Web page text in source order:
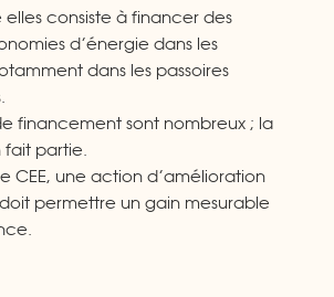
elles consiste à financer des
d’énergie dans les
dans les passoires
financement sont nombreux ; la
fait partie.
CEE, une action d’amélioration
permettre un gain mesurable